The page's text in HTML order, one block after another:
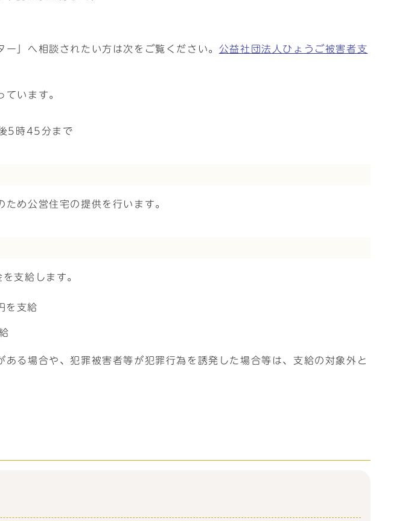
」へ相談されたい方は次をご覧ください。 公益社団法人ひょうご被害者支
います。
5時45分まで
め公営住宅の提供を行います。
支給します。
を支給
る場合や、犯罪被害者等が犯罪行為を誘発した場合等は、支給の対象外と